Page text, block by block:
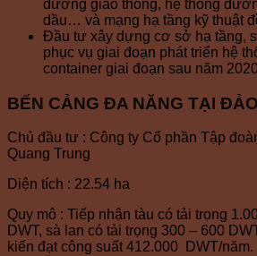
đường giao thông, hệ thống
dầu… và mạng hạ tầng kỹ thuật
Đầu tư xây dựng cơ sở hạ tầng,
phục vụ giai đoạn phát triển hệ
container giai đoạn sau năm
BẾN CẢNG ĐA NĂNG TẠI
Chủ đầu tư : Công ty Cổ phần Tập
Quang Trung
Diện tích : 22.54 ha
Quy mô : Tiếp nhận tàu có tải trọng
DWT, sà lan có tải trọng 300 – 600
kiến đạt công suất 412.000 DWT/năm.